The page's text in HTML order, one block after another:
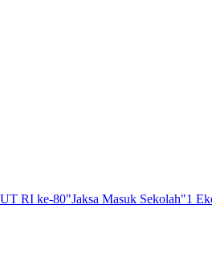
RI ke-80"Jaksa Masuk Sekolah"1